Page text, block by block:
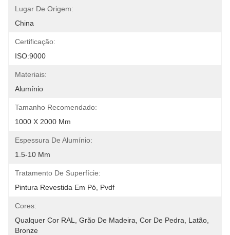
Lugar De Origem:
China
Certificação:
ISO:9000
Materiais:
Alumínio
Tamanho Recomendado:
1000 X 2000 Mm
Espessura De Alumínio:
1.5-10 Mm
Tratamento De Superfície:
Pintura Revestida Em Pó, Pvdf
Cores:
Qualquer Cor RAL, Grão De Madeira, Cor De Pedra, Latão,
Bronze